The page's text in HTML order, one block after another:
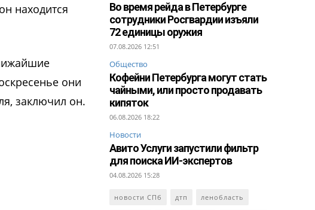
находится
они
заключил он.
Во время рейда в Петербурге
сотрудники Росгвардии изъяли
72 единицы оружия
07.08.2026 12:51
Общество
Кофейни Петербурга могут стать
чайными, или просто продавать
кипяток
06.08.2026 18:22
Новости
Авито Услуги запустили фильтр
для поиска ИИ-экспертов
04.08.2026 15:28
новости СПб дтп ленобласть